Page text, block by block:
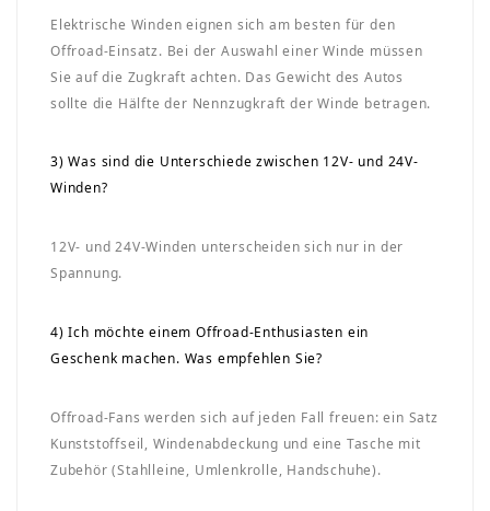
Elektrische Winden eignen sich am besten für den
Offroad-Einsatz. Bei der Auswahl einer Winde müssen
Sie auf die Zugkraft achten. Das Gewicht des Autos
sollte die Hälfte der Nennzugkraft der Winde betragen.
3) Was sind die Unterschiede zwischen 12V- und 24V-
Winden?
12V- und 24V-Winden unterscheiden sich nur in der
Spannung.
4) Ich möchte einem Offroad-Enthusiasten ein
Geschenk machen. Was empfehlen Sie?
Offroad-Fans werden sich auf jeden Fall freuen: ein Satz
Kunststoffseil, Windenabdeckung und eine Tasche mit
Zubehör (Stahlleine, Umlenkrolle, Handschuhe).